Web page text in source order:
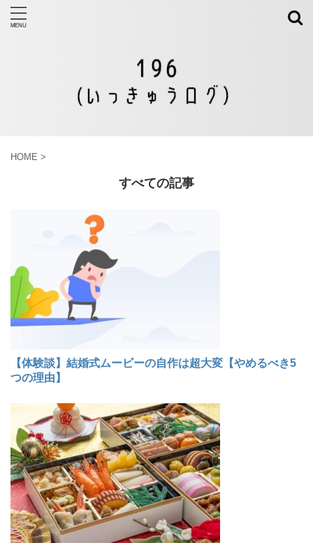
HOME >
すべての記事
【体験談】結婚式ムービーの自作は超大変【やめるべき5
つの理由】